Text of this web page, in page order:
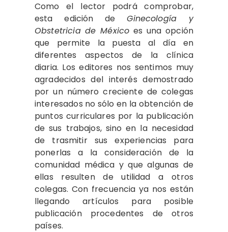
Como el lector podrá comprobar,
esta edición deGinecología y
Obstetricia de México es una opción
que permite la puesta al día en
diferentes aspectos de la clínica
diaria. Los editores nos sentimos muy
agradecidos del interés demostrado
por un número creciente de colegas
interesados no sólo en la obtención de
puntos curriculares por la publicación
de sus trabajos, sino en la necesidad
de trasmitir sus experiencias para
ponerlas a la consideración de la
comunidad médica y que algunas de
ellas resulten de utilidad a otros
colegas. Con frecuencia ya nos están
llegando artículos para posible
publicación procedentes de otros
países.